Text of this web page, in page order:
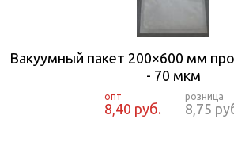
Вакуумный пакет 200×600 мм
- 70 мкм
8,40 руб. 8,75